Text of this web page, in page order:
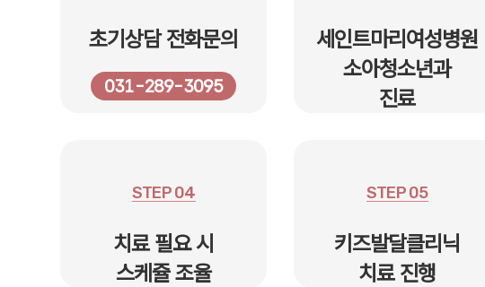
초기상담 전화문의
031-289-3095
세인트마리여성병원
소아청소년과
진료
STEP 04
치료 필요 시
스케쥴 조율
STEP 05
키즈발달클리닉
치료 진행